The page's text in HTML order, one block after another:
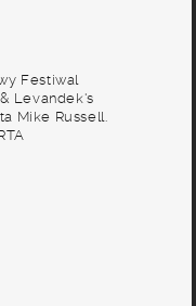
Festiwal
Levandek's
Mike Russell.